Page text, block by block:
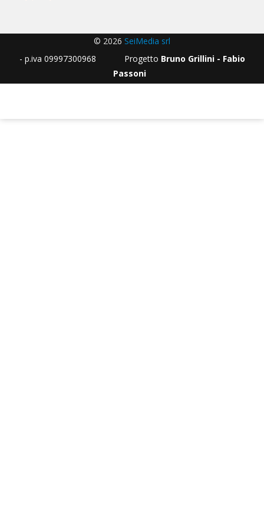
© 2026 SeiMedia srl
- p.iva 09997300968 Progetto Bruno Grillini - Fabio
Passoni